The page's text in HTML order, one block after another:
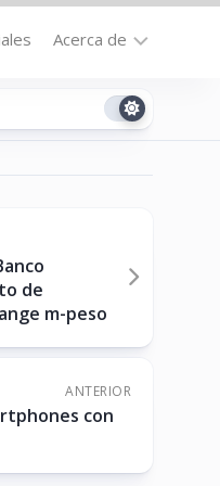
Acerca de
Contacto
(US)
de
m-peso
ANTERIOR
con